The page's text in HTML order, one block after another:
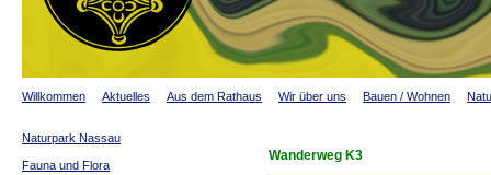
Willkommen Aktuelles Aus dem Rathaus Wir über uns Bauen / Wohnen
Wanderweg K3
Naturpark Nassau
Fauna und Flora